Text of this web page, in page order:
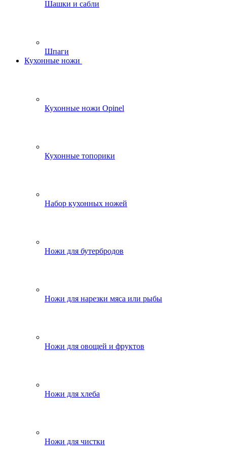
Шашки и сабли
Шпаги
Кухонные ножи
Кухонные ножи Opinel
Кухонные топорики
Набор кухонных ножей
Ножи для бутербродов
Ножи для нарезки мяса или рыбы
Ножи для овощей и фруктов
Ножи для хлеба
Ножи для чистки